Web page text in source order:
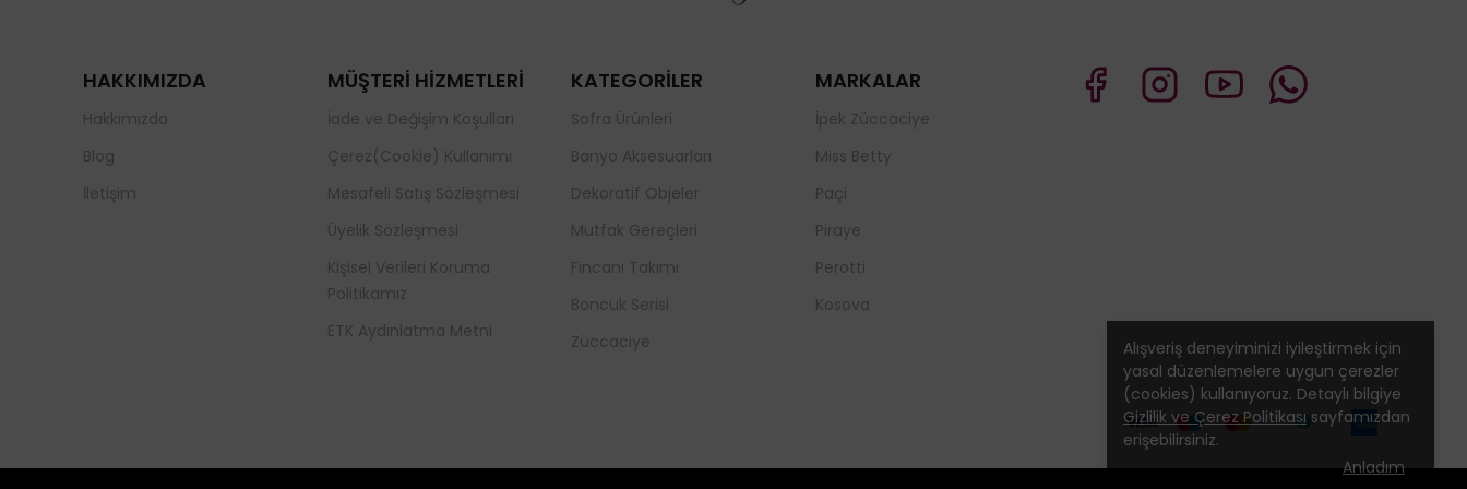
Alışveriş deneyiminizi iyileştirmek için
yasal düzenlemelere uygun çerezler
(cookies) kullanıyoruz. Detaylı bilgiye
Gizlilik ve Çerez Politikası sayfamızdan
erişebilirsiniz.
Anladım
HAKKIMIZDA
Hakkımızda
Blog
İletişim
MÜŞTERİ HİZMETLERİ
İade ve Değişim Koşulları
Çerez(Cookie) Kullanımı
Mesafeli Satış Sözleşmesi
Üyelik Sözleşmesi
Kişisel Verileri Koruma
Politikamız
ETK Aydınlatma Metni
KATEGORİLER
Sofra Ürünleri
Banyo Aksesuarları
Dekoratif Objeler
Mutfak Gereçleri
Fincanı Takımı
Boncuk Serisi
Züccaciye
MARKALAR
İpek Züccaciye
Miss Betty
Paçi
Piraye
Perotti
Kosova